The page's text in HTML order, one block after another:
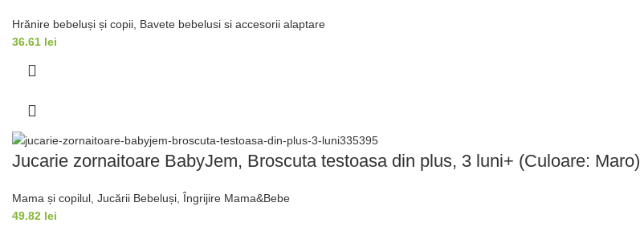
Hrănire bebeluși și copii Bavete bebelusi si accesorii alaptare
36.61 lei
Jucarie zornaitoare BabyJem, Broscuta testoasa din plus, 3 luni+ (Culoare: Maro)
Mama și copilul,Jucării Bebeluși, Îngrijire Mama&Bebe
49.82 lei